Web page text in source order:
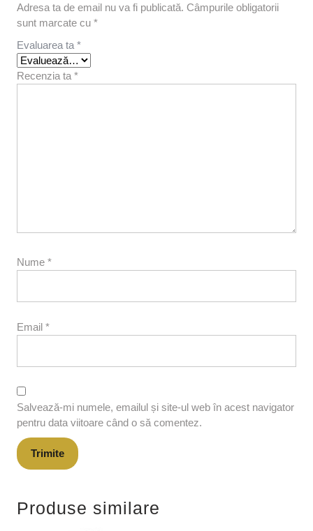
Adresa ta de email nu va fi publicată. Câmpurile obligatorii
sunt marcate cu *
Evaluarea ta *
Recenzia ta *
Nume *
Email *
Salvează-mi numele, emailul și site-ul web în acest navigator
pentru data viitoare când o să comentez.
Produse similare